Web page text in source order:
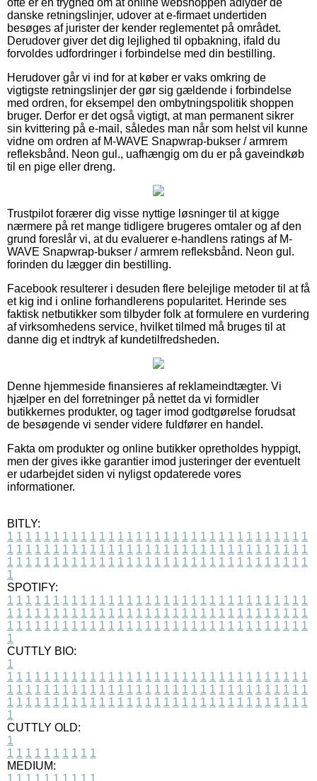
danske retningslinjer, udover at e-firmaet undertiden
besøges af jurister der kender reglementet på området.
Derudover giver det dig lejlighed til opbakning, ifald du
forvoldes udfordringer i forbindelse med din bestilling.
Herudover går vi ind for at køber er vaks omkring de
vigtigste retningslinjer der gør sig gældende i forbindelse
med ordren, for eksempel den ombytningspolitik shoppen
bruger. Derfor er det også vigtigt, at man permanent sikrer
sin kvittering på e-mail, således man når som helst vil kunne
vidne om ordren af M-WAVE Snapwrap-bukser / armrem
refleksbånd. Neon gul., uafhængig om du er på gaveindkøb
til en pige eller dreng.
Trustpilot forærer dig visse nyttige løsninger til at kigge
nærmere på ret mange tidligere brugeres omtaler og af den
grund foreslår vi, at du evaluerer e-handlens ratings af M-
WAVE Snapwrap-bukser / armrem refleksbånd. Neon gul.
forinden du lægger din bestilling.
Facebook resulterer i desuden flere belejlige metoder til at få
et kig ind i online forhandlerens popularitet. Herinde ses
faktisk netbutikker som tilbyder folk at formulere en vurdering
af virksomhedens service, hvilket tilmed må bruges til at
danne dig et indtryk af kundetilfredsheden.
Denne hjemmeside finansieres af reklameindtægter. Vi
hjælper en del forretninger på nettet da vi formidler
butikkernes produkter, og tager imod godtgørelse forudsat
de besøgende vi sender videre fuldfører en handel.
Fakta om produkter og online butikker opretholdes hyppigt,
men der gives ikke garantier imod justeringer der eventuelt
er udarbejdet siden vi nyligst opdaterede vores
informationer.
BITLY:
1 1 1 1 1 1 1 1 1 1 1 1 1 1 1 1 1 1 1 1 1 1 1 1 1 1 1 1 1 1 1 1 1
1 1 1 1 1 1 1 1 1 1 1 1 1 1 1 1 1 1 1 1 1 1 1 1 1 1 1 1 1 1 1 1 1
1 1 1 1 1 1 1 1 1 1 1 1 1 1 1 1 1 1 1 1 1 1 1 1 1 1 1 1 1 1 1 1 1
1
SPOTIFY:
1 1 1 1 1 1 1 1 1 1 1 1 1 1 1 1 1 1 1 1 1 1 1 1 1 1 1 1 1 1 1 1 1
1 1 1 1 1 1 1 1 1 1 1 1 1 1 1 1 1 1 1 1 1 1 1 1 1 1 1 1 1 1 1 1 1
1 1 1 1 1 1 1 1 1 1 1 1 1 1 1 1 1 1 1 1 1 1 1 1 1 1 1 1 1 1 1 1 1
1
CUTTLY BIO:
1
1 1 1 1 1 1 1 1 1 1 1 1 1 1 1 1 1 1 1 1 1 1 1 1 1 1 1 1 1 1 1 1 1
1 1 1 1 1 1 1 1 1 1 1 1 1 1 1 1 1 1 1 1 1 1 1 1 1 1 1 1 1 1 1 1 1
1 1 1 1 1 1 1 1 1 1 1 1 1 1 1 1 1 1 1 1 1 1 1 1 1 1 1 1 1 1 1 1 1
1
CUTTLY OLD:
1
1 1 1 1 1 1 1 1 1 1
MEDIUM:
1 1 1 1 1 1 1 1 1 1